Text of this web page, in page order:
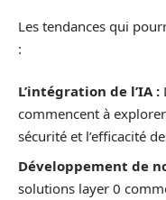
Les tendances qui
:
L’intégration de l’IA :
commencent à
sécurité et l’efficacité
Développement de
solutions layer 0